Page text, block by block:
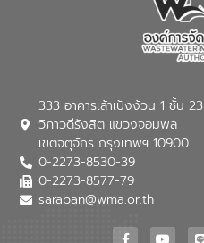
333 อาคารเล้าเป้งง้วน 1 ชั้น 23
วิภาวดีรังสิต แขวงจอมพล
เขตจตุจักร กรุงเทพฯ 10900
0-2273-8530-39
0-2273-8577-79
saraban@wma.or.th